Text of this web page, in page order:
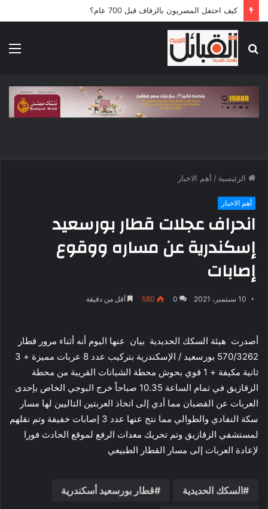
كيف احتفل المصريون بالزفاف قبل 700 عام؟
عن
الرئيسية / أهم الاخبار
أهم الاخبار
انحراف عجلات قطار بورسعيد
إسكندرية عن مساره ووقوع
إصابات
10 سبتمبر، 2021 0
580 أقل من دقيقة
أصدرت هيئة السكك الحديدية بيان عنها اليوم أنه أثناء مرور قطار
570/3262 بورسعيد / الإسكندرية بتركيب عدد 8 عربات مميزة + 3
ثانية مكيفة + 1 قوي بحوش محطة الشبانات القريبة من محطة
الزقازيق في تمام الساعة 10.35 صباحاً خرج البوجي الخاص بإحدى
العربات عن القضبان مما أدي إلى اتخاذ العربتين التاليين لها مسار
سكة النفادي والطوالي مما نتج عنها عدد 3 إصابات خفيفة وتم نقلهم
لمستشفي الزقازيق وتم تحريك معدات الرفع لموقع الحادث فورا
لإعادة العربات إلى مسار القطار الطبيعي
السكك الحديدية قطار بورسعيد أسكندرية